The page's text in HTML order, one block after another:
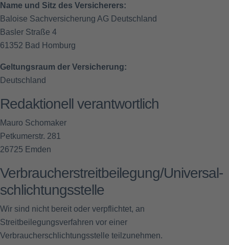
Name und Sitz des Versicherers:
Baloise Sachversicherung AG Deutschland
Basler Straße 4
61352 Bad Homburg
Geltungsraum der Versicherung:
Deutschland
Redaktionell verantwortlich
Mauro Schomaker
Petkumerstr. 281
26725 Emden
Verbraucher­streit­beilegung/Universal­
schlichtungs­stelle
Wir sind nicht bereit oder verpflichtet, an
Streitbeilegungsverfahren vor einer
Verbraucherschlichtungsstelle teilzunehmen.